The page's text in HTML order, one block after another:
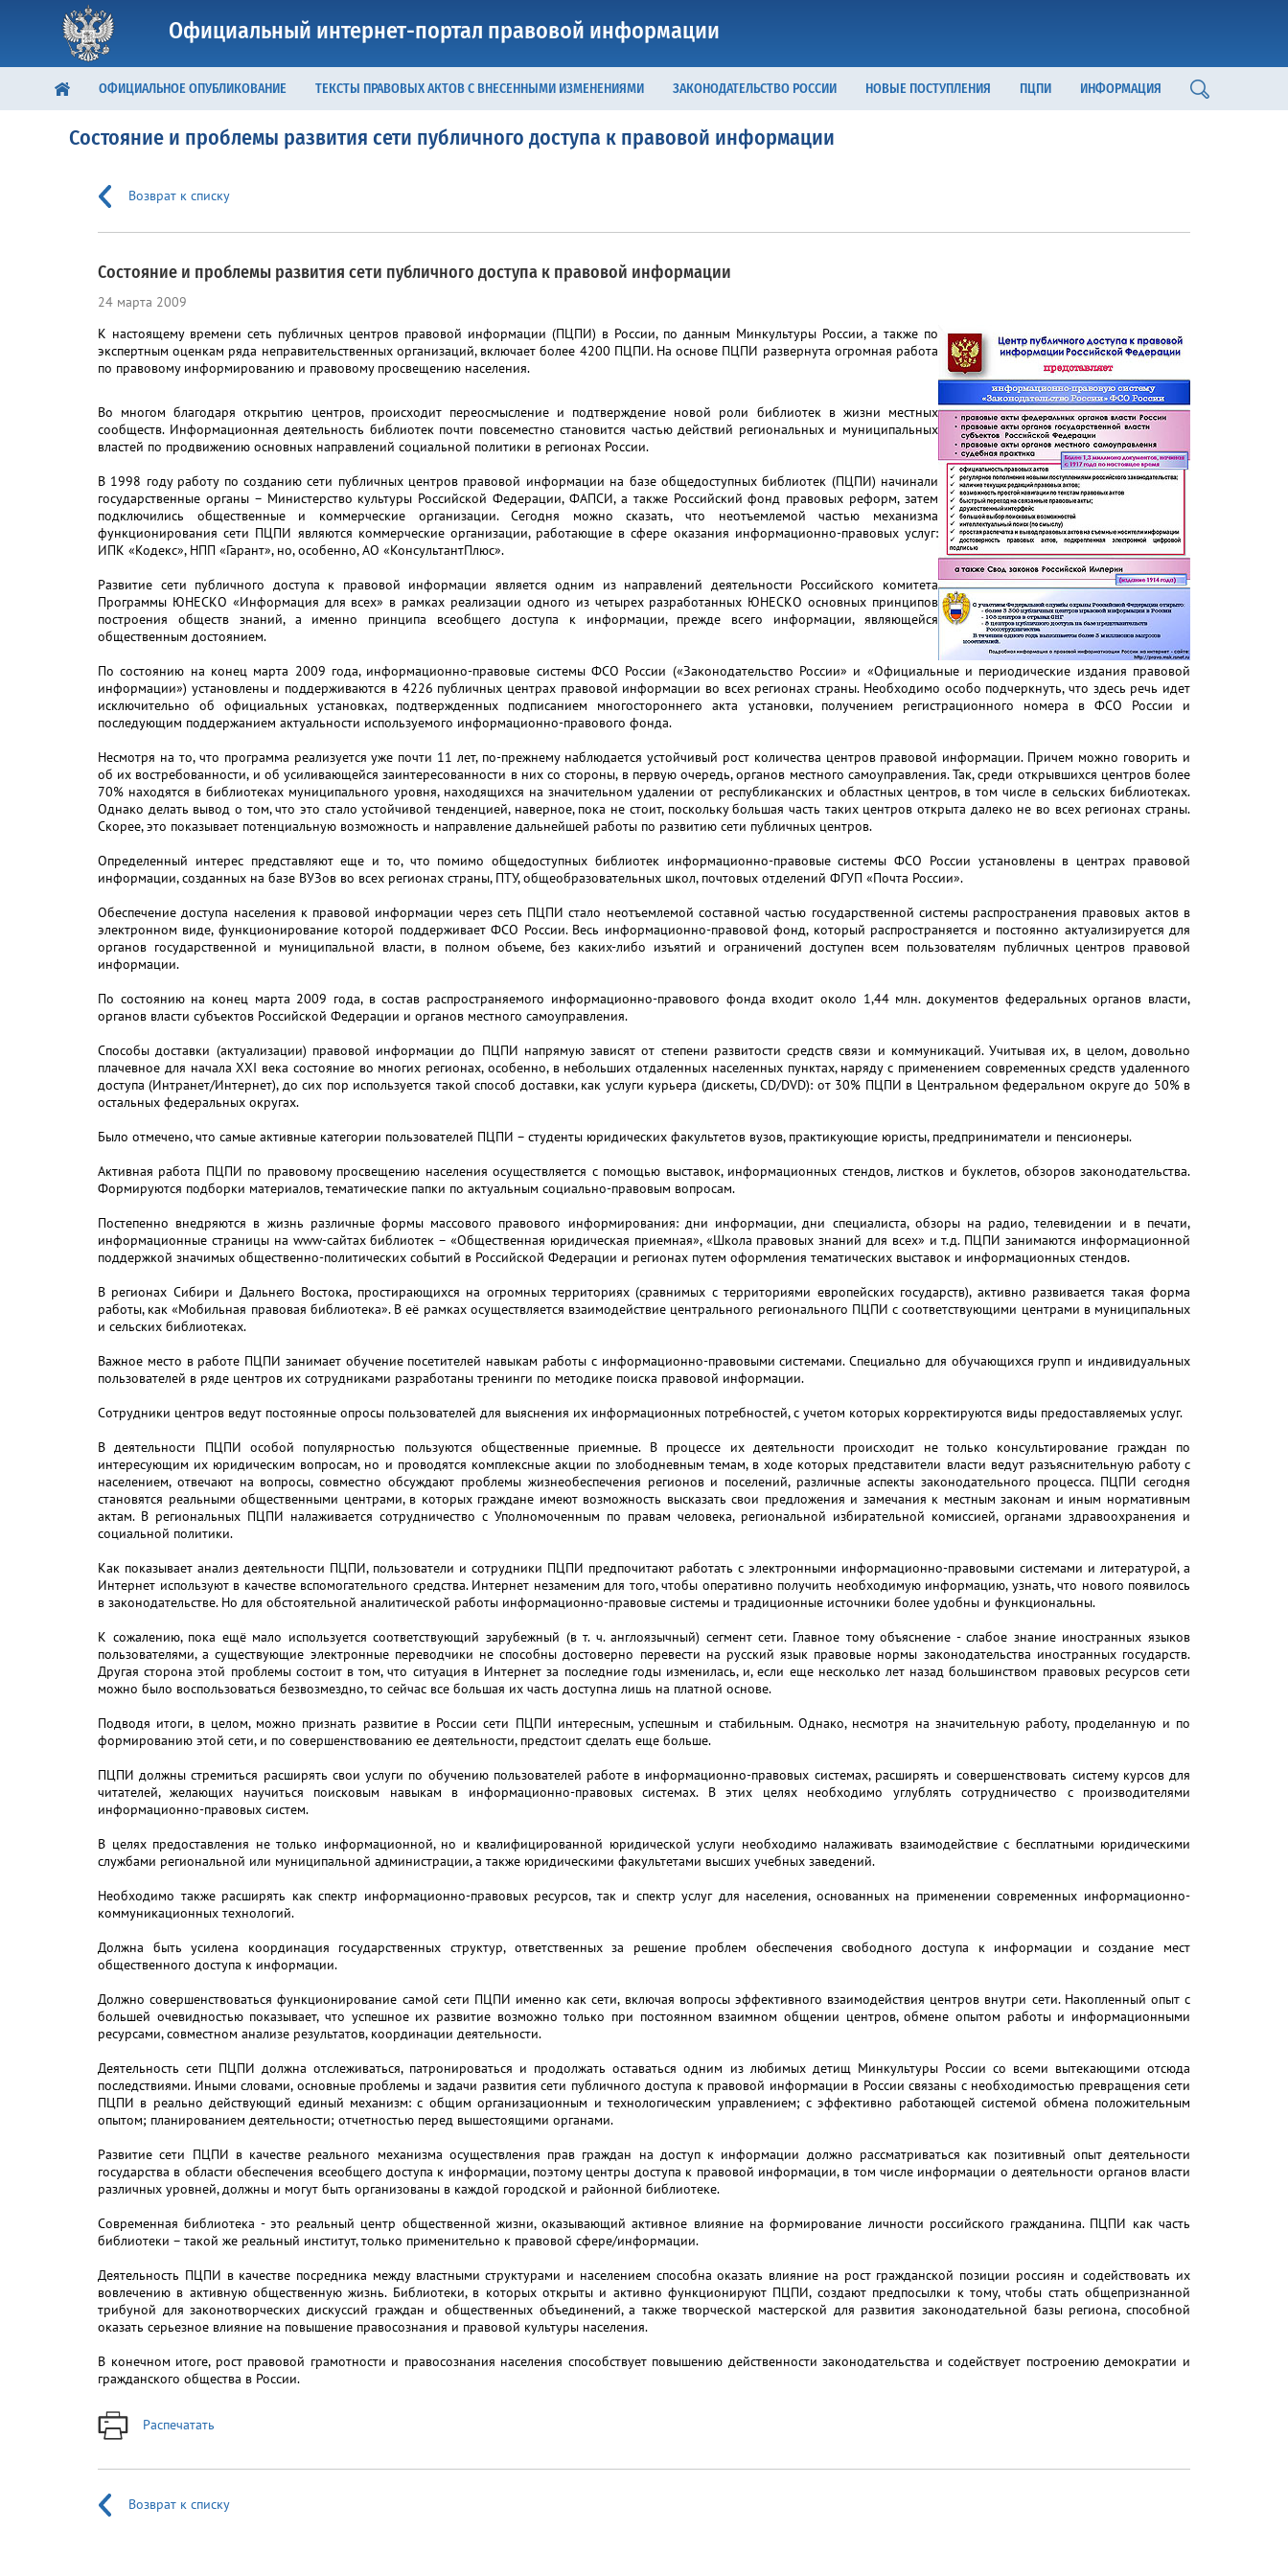
Официальный интернет-портал правовой информации
ОФИЦИАЛЬНОЕ ОПУБЛИКОВАНИЕ ТЕКСТЫ ПРАВОВЫХ АКТОВ С ВНЕСЕННЫМИ ИЗМЕНЕНИЯМИ ЗАКОНОДАТЕЛЬСТВО РОССИИ НОВЫЕ ПОСТУПЛЕНИЯ ПЦПИ ИНФОРМАЦИЯ
Состояние и проблемы развития сети публичного доступа к правовой информации
Возврат к списку
Состояние и проблемы развития сети публичного доступа к правовой информации
24 марта 2009
К настоящему времени сеть публичных центров правовой информации (ПЦПИ) в России, по данным Минкультуры России, а также по
экспертным оценкам ряда неправительственных организаций, включает более 4200 ПЦПИ. На основе ПЦПИ развернута огромная работа
по правовому информированию и правовому просвещению населения.
Во многом благодаря открытию центров, происходит переосмысление и подтверждение новой роли библиотек в жизни местных
сообществ. Информационная деятельность библиотек почти повсеместно становится частью действий региональных и муниципальных
властей по продвижению основных направлений социальной политики в регионах России.
В 1998 году работу по созданию сети публичных центров правовой информации на базе общедоступных библиотек (ПЦПИ) начинали
государственные органы – Министерство культуры Российской Федерации, ФАПСИ, а также Российский фонд правовых реформ, затем
подключились общественные и коммерческие организации. Сегодня можно сказать, что неотъемлемой частью механизма
функционирования сети ПЦПИ являются коммерческие организации, работающие в сфере оказания информационно-правовых услуг:
ИПК «Кодекс», НПП «Гарант», но, особенно, АО «КонсультантПлюс».
Развитие сети публичного доступа к правовой информации является одним из направлений деятельности Российского комитета
Программы ЮНЕСКО «Информация для всех» в рамках реализации одного из четырех разработанных ЮНЕСКО основных принципов
построения обществ знаний, а именно принципа всеобщего доступа к информации, прежде всего информации, являющейся
общественным достоянием.
По состоянию на конец марта 2009 года, информационно-правовые системы ФСО России («Законодательство России» и «Официальные и периодические издания правовой
информации») установлены и поддерживаются в 4226 публичных центрах правовой информации во всех регионах страны. Необходимо особо подчеркнуть, что здесь речь идет
исключительно об официальных установках, подтвержденных подписанием многостороннего акта установки, получением регистрационного номера в ФСО России и
последующим поддержанием актуальности используемого информационно-правового фонда.
Несмотря на то, что программа реализуется уже почти 11 лет, по-прежнему наблюдается устойчивый рост количества центров правовой информации. Причем можно говорить и
об их востребованности, и об усиливающейся заинтересованности в них со стороны, в первую очередь, органов местного самоуправления. Так, среди открывшихся центров более
70% находятся в библиотеках муниципального уровня, находящихся на значительном удалении от республиканских и областных центров, в том числе в сельских библиотеках.
Однако делать вывод о том, что это стало устойчивой тенденцией, наверное, пока не стоит, поскольку большая часть таких центров открыта далеко не во всех регионах страны.
Скорее, это показывает потенциальную возможность и направление дальнейшей работы по развитию сети публичных центров.
Определенный интерес представляют еще и то, что помимо общедоступных библиотек информационно-правовые системы ФСО России установлены в центрах правовой
информации, созданных на базе ВУЗов во всех регионах страны, ПТУ, общеобразовательных школ, почтовых отделений ФГУП «Почта России».
Обеспечение доступа населения к правовой информации через сеть ПЦПИ стало неотъемлемой составной частью государственной системы распространения правовых актов в
электронном виде, функционирование которой поддерживает ФСО России. Весь информационно-правовой фонд, который распространяется и постоянно актуализируется для
органов государственной и муниципальной власти, в полном объеме, без каких-либо изъятий и ограничений доступен всем пользователям публичных центров правовой
информации.
По состоянию на конец марта 2009 года, в состав распространяемого информационно-правового фонда входит около 1,44 млн. документов федеральных органов власти,
органов власти субъектов Российской Федерации и органов местного самоуправления.
Способы доставки (актуализации) правовой информации до ПЦПИ напрямую зависят от степени развитости средств связи и коммуникаций. Учитывая их, в целом, довольно
плачевное для начала ХХI века состояние во многих регионах, особенно, в небольших отдаленных населенных пунктах, наряду с применением современных средств удаленного
доступа (Интранет/Интернет), до сих пор используется такой способ доставки, как услуги курьера (дискеты, CD/DVD): от 30% ПЦПИ в Центральном федеральном округе до 50% в
остальных федеральных округах.
Было отмечено, что самые активные категории пользователей ПЦПИ – студенты юридических факультетов вузов, практикующие юристы, предприниматели и пенсионеры.
Активная работа ПЦПИ по правовому просвещению населения осуществляется с помощью выставок, информационных стендов, листков и буклетов, обзоров законодательства.
Формируются подборки материалов, тематические папки по актуальным социально-правовым вопросам.
Постепенно внедряются в жизнь различные формы массового правового информирования: дни информации, дни специалиста, обзоры на радио, телевидении и в печати,
информационные страницы на www-сайтах библиотек – «Общественная юридическая приемная», «Школа правовых знаний для всех» и т.д. ПЦПИ занимаются информационной
поддержкой значимых общественно-политических событий в Российской Федерации и регионах путем оформления тематических выставок и информационных стендов.
В регионах Сибири и Дальнего Востока, простирающихся на огромных территориях (сравнимых с территориями европейских государств), активно развивается такая форма
работы, как «Мобильная правовая библиотека». В её рамках осуществляется взаимодействие центрального регионального ПЦПИ с соответствующими центрами в муниципальных
и сельских библиотеках.
Важное место в работе ПЦПИ занимает обучение посетителей навыкам работы с информационно-правовыми системами. Специально для обучающихся групп и индивидуальных
пользователей в ряде центров их сотрудниками разработаны тренинги по методике поиска правовой информации.
Сотрудники центров ведут постоянные опросы пользователей для выяснения их информационных потребностей, с учетом которых корректируются виды предоставляемых услуг.
В деятельности ПЦПИ особой популярностью пользуются общественные приемные. В процессе их деятельности происходит не только консультирование граждан по
интересующим их юридическим вопросам, но и проводятся комплексные акции по злободневным темам, в ходе которых представители власти ведут разъяснительную работу с
населением, отвечают на вопросы, совместно обсуждают проблемы жизнеобеспечения регионов и поселений, различные аспекты законодательного процесса. ПЦПИ сегодня
становятся реальными общественными центрами, в которых граждане имеют возможность высказать свои предложения и замечания к местным законам и иным нормативным
актам. В региональных ПЦПИ налаживается сотрудничество с Уполномоченным по правам человека, региональной избирательной комиссией, органами здравоохранения и
социальной политики.
Как показывает анализ деятельности ПЦПИ, пользователи и сотрудники ПЦПИ предпочитают работать с электронными информационно-правовыми системами и литературой, а
Интернет используют в качестве вспомогательного средства. Интернет незаменим для того, чтобы оперативно получить необходимую информацию, узнать, что нового появилось
в законодательстве. Но для обстоятельной аналитической работы информационно-правовые системы и традиционные источники более удобны и функциональны.
К сожалению, пока ещё мало используется соответствующий зарубежный (в т. ч. англоязычный) сегмент сети. Главное тому объяснение - слабое знание иностранных языков
пользователями, а существующие электронные переводчики не способны достоверно перевести на русский язык правовые нормы законодательства иностранных государств.
Другая сторона этой проблемы состоит в том, что ситуация в Интернет за последние годы изменилась, и, если еще несколько лет назад большинством правовых ресурсов сети
можно было воспользоваться безвозмездно, то сейчас все большая их часть доступна лишь на платной основе.
Подводя итоги, в целом, можно признать развитие в России сети ПЦПИ интересным, успешным и стабильным. Однако, несмотря на значительную работу, проделанную и по
формированию этой сети, и по совершенствованию ее деятельности, предстоит сделать еще больше.
ПЦПИ должны стремиться расширять свои услуги по обучению пользователей работе в информационно-правовых системах, расширять и совершенствовать систему курсов для
читателей, желающих научиться поисковым навыкам в информационно-правовых системах. В этих целях необходимо углублять сотрудничество с производителями
информационно-правовых систем.
В целях предоставления не только информационной, но и квалифицированной юридической услуги необходимо налаживать взаимодействие с бесплатными юридическими
службами региональной или муниципальной администрации, а также юридическими факультетами высших учебных заведений.
Необходимо также расширять как спектр информационно-правовых ресурсов, так и спектр услуг для населения, основанных на применении современных информационно-
коммуникационных технологий.
Должна быть усилена координация государственных структур, ответственных за решение проблем обеспечения свободного доступа к информации и создание мест
общественного доступа к информации.
Должно совершенствоваться функционирование самой сети ПЦПИ именно как сети, включая вопросы эффективного взаимодействия центров внутри сети. Накопленный опыт с
большей очевидностью показывает, что успешное их развитие возможно только при постоянном взаимном общении центров, обмене опытом работы и информационными
ресурсами, совместном анализе результатов, координации деятельности.
Деятельность сети ПЦПИ должна отслеживаться, патронироваться и продолжать оставаться одним из любимых детищ Минкультуры России со всеми вытекающими отсюда
последствиями. Иными словами, основные проблемы и задачи развития сети публичного доступа к правовой информации в России связаны с необходимостью превращения сети
ПЦПИ в реально действующий единый механизм: с общим организационным и технологическим управлением; с эффективно работающей системой обмена положительным
опытом; планированием деятельности; отчетностью перед вышестоящими органами.
Развитие сети ПЦПИ в качестве реального механизма осуществления прав граждан на доступ к информации должно рассматриваться как позитивный опыт деятельности
государства в области обеспечения всеобщего доступа к информации, поэтому центры доступа к правовой информации, в том числе информации о деятельности органов власти
различных уровней, должны и могут быть организованы в каждой городской и районной библиотеке.
Современная библиотека - это реальный центр общественной жизни, оказывающий активное влияние на формирование личности российского гражданина. ПЦПИ как часть
библиотеки – такой же реальный институт, только применительно к правовой сфере/информации.
Деятельность ПЦПИ в качестве посредника между властными структурами и населением способна оказать влияние на рост гражданской позиции россиян и содействовать их
вовлечению в активную общественную жизнь. Библиотеки, в которых открыты и активно функционируют ПЦПИ, создают предпосылки к тому, чтобы стать общепризнанной
трибуной для законотворческих дискуссий граждан и общественных объединений, а также творческой мастерской для развития законодательной базы региона, способной
оказать серьезное влияние на повышение правосознания и правовой культуры населения.
В конечном итоге, рост правовой грамотности и правосознания населения способствует повышению действенности законодательства и содействует построению демократии и
гражданского общества в России.
Распечатать
Возврат к списку